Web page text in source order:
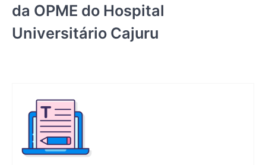
da OPME do Hospital
Universitário Cajuru